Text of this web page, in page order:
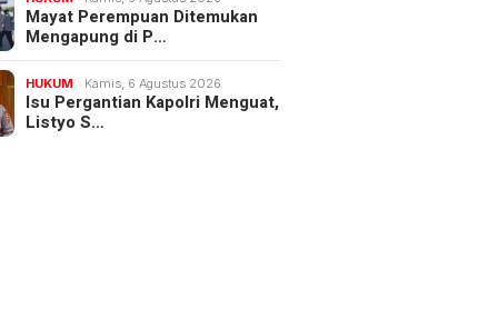
Mayat Perempuan Ditemukan
Mengapung di P…
HUKUM Kamis, 6 Agustus 2026
Isu Pergantian Kapolri Menguat,
Listyo S…